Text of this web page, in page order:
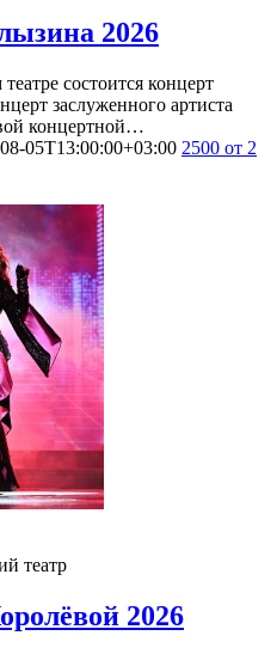
2026
состоится концерт
заслуженного артиста
концертной…
05T13:00:00+03:00 2500 от 2
театр
2026